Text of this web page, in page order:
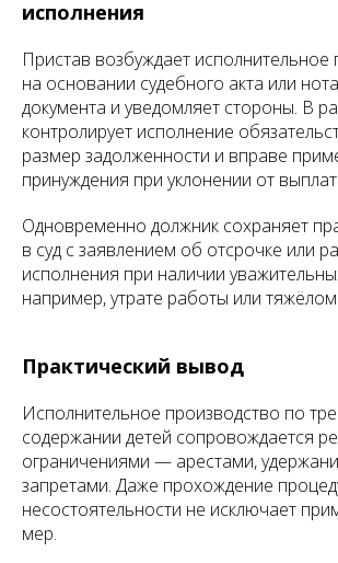
исполнения
Пристав возбуждает исполнительное
на основании судебного акта или
документа и уведомляет стороны. В
контролирует исполнение
размер задолженности и вправе
принуждения при уклонении от выплат
Одновременно должник сохраняет
в суд с заявлением об отсрочке или
исполнения при наличии
например, утрате работы или
Практический вывод
Исполнительное производство по
содержании детей сопровождается
ограничениями — арестами,
запретами. Даже прохождение
несостоятельности не исключает
мер.